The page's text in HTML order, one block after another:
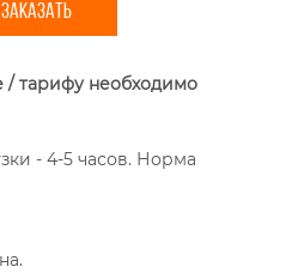
ЗАКАЗАТЬ
/ тарифу необходимо
- 4-5 часов. Норма